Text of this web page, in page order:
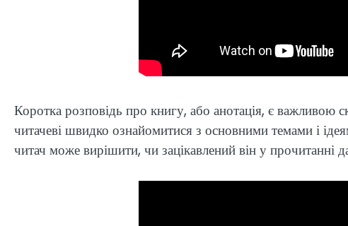
Коротка розповідь про книгу, або анотація, є важливою
читачеві швидко ознайомитися з основними темами і
читач може вирішити, чи зацікавлений він у прочитанні